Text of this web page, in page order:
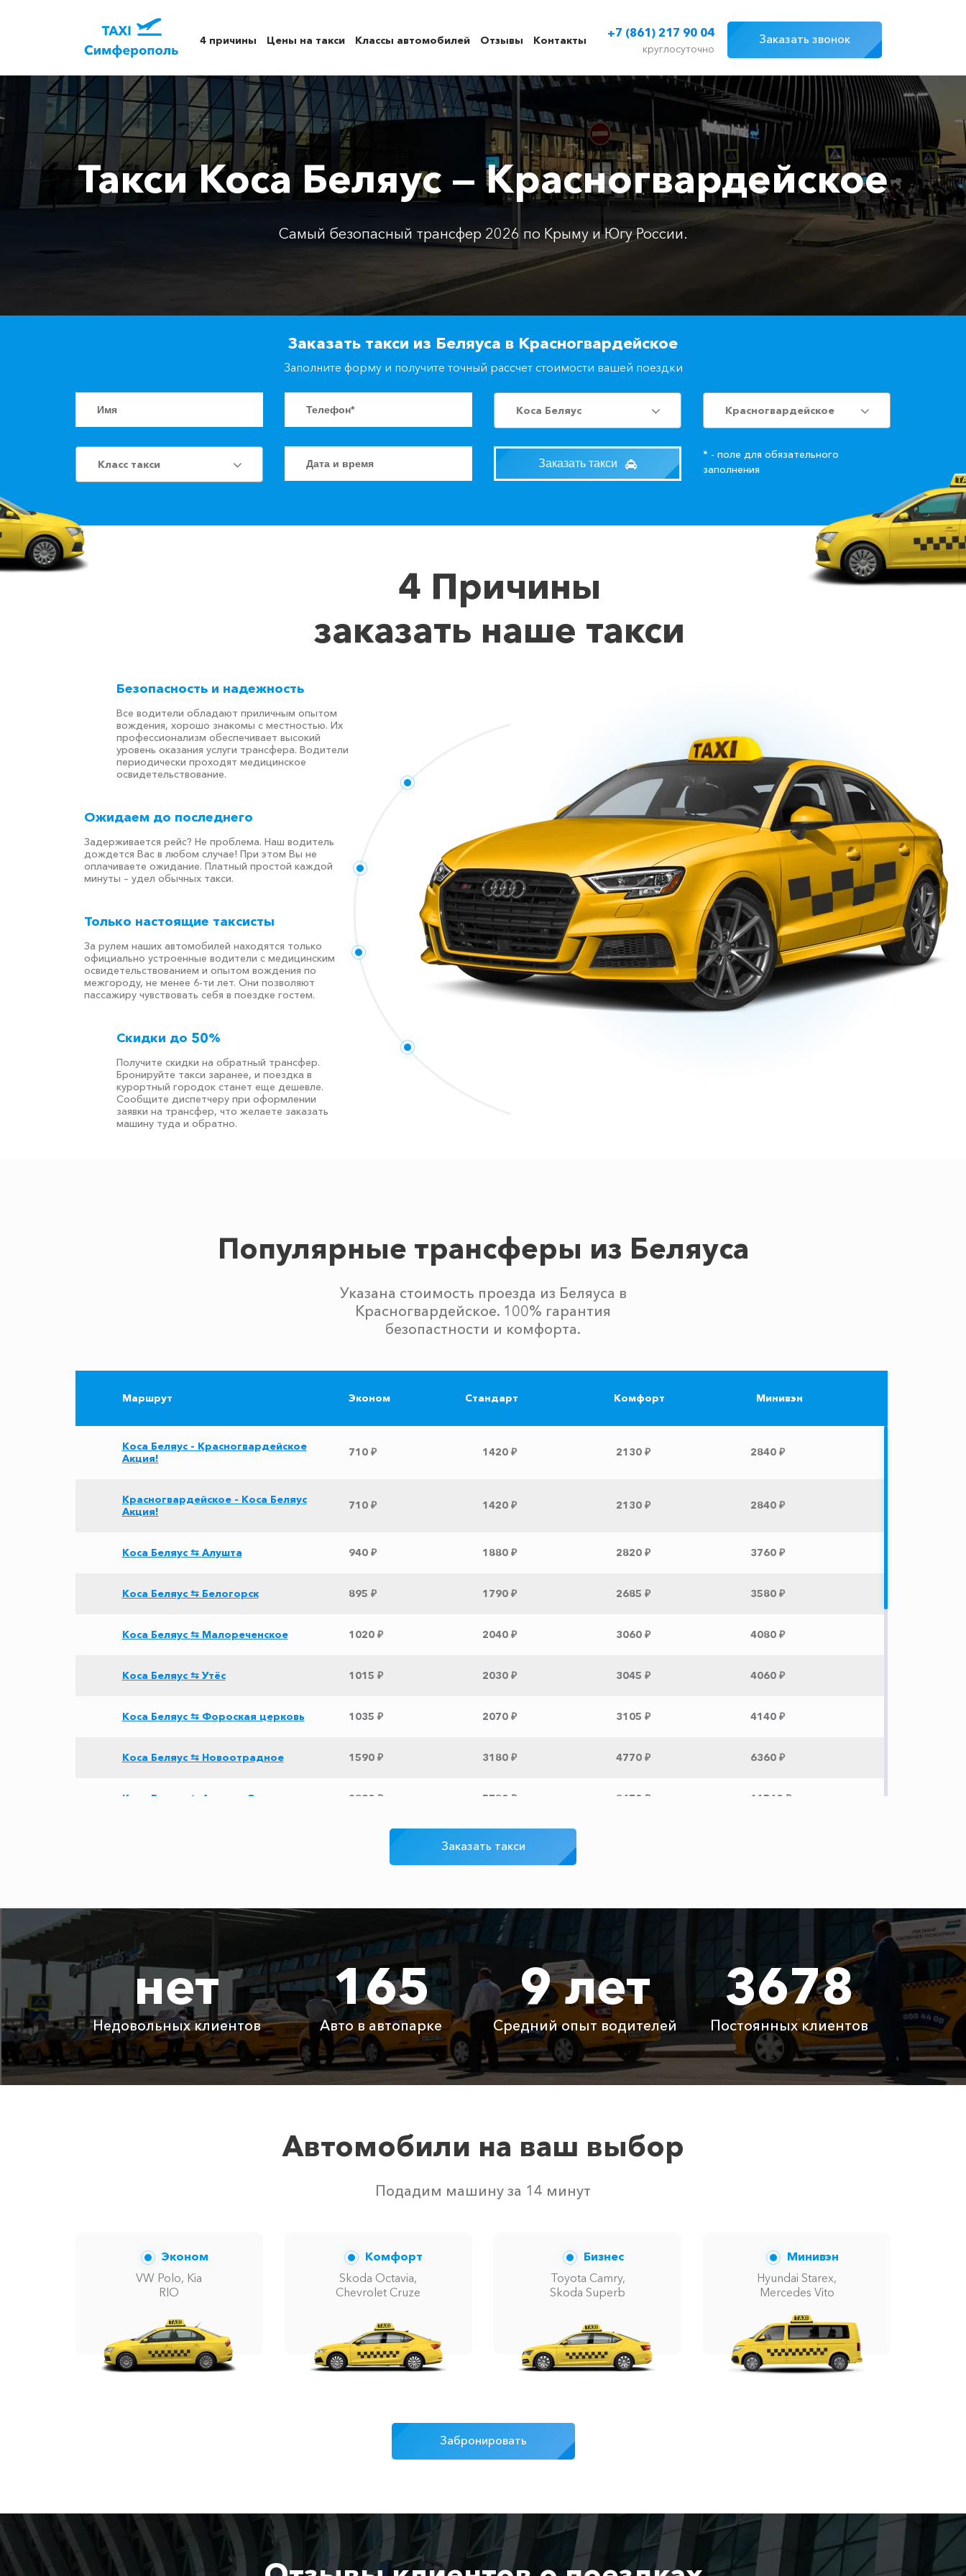
4 причины Цены на такси Классы автомобилей Отзывы Контакты
+7 (861) 217 90 04
круглосуточно
Заказать звонок
Такси Коса Беляус — Красногвардейское
Самый безопасный трансфер 2026 по Крыму и Югу России.
Заказать такси из Беляуса в Красногвардейское
Заполните форму и получите точный рассчет стоимости вашей поездки
Коса Беляус Красногвардейское
Класс такси Заказать такси
* - поле для обязательного
заполнения
4 Причины
заказать наше такси
Безопасность и надежность
Все водители обладают приличным опытом
вождения, хорошо знакомы с местностью. Их
профессионализм обеспечивает высокий
уровень оказания услуги трансфера. Водители
периодически проходят медицинское
освидетельствование.
Ожидаем до последнего
Задерживается рейс? Не проблема. Наш водитель
дождется Вас в любом случае! При этом Вы не
оплачиваете ожидание. Платный простой каждой
минуты – удел обычных такси.
Только настоящие таксисты
За рулем наших автомобилей находятся только
официально устроенные водители с медицинским
освидетельствованием и опытом вождения по
межгороду, не менее 6-ти лет. Они позволяют
пассажиру чувствовать себя в поездке гостем.
Скидки до 50%
Получите скидки на обратный трансфер.
Бронируйте такси заранее, и поездка в
курортный городок станет еще дешевле.
Сообщите диспетчеру при оформлении
заявки на трансфер, что желаете заказать
машину туда и обратно.
Популярные трансферы из Беляуса
Указана стоимость проезда из Беляуса в
Красногвардейское. 100% гарантия
безопастности и комфорта.
Маршрут Эконом Стандарт Комфорт Минивэн
Коса Беляус - Красногвардейское
Акция!
710 ₽ 1420 ₽ 2130 ₽ 2840 ₽
Красногвардейское - Коса Беляус
Акция!
710 ₽ 1420 ₽ 2130 ₽ 2840 ₽
Коса Беляус ⇆ Алушта 940 ₽ 1880 ₽ 2820 ₽ 3760 ₽
Коса Беляус ⇆ Белогорск 895 ₽ 1790 ₽ 2685 ₽ 3580 ₽
Коса Беляус ⇆ Малореченское 1020 ₽ 2040 ₽ 3060 ₽ 4080 ₽
Коса Беляус ⇆ Утёс 1015 ₽ 2030 ₽ 3045 ₽ 4060 ₽
Коса Беляус ⇆ Фороская церковь 1035 ₽ 2070 ₽ 3105 ₽ 4140 ₽
Коса Беляус ⇆ Новоотрадное 1590 ₽ 3180 ₽ 4770 ₽ 6360 ₽
Коса Беляус ⇆ Архипо-Осиповка 2890 ₽ 5780 ₽ 8670 ₽ 11560 ₽
Коса Беляус ⇆ Абрау-Дюрсо 4980 ₽
Коса Беляус ⇆ Большой Утриш 7035 ₽
Коса Беляус ⇆ Вилино 660 ₽ 1320 ₽ 1980 ₽ 2640 ₽
Детское автокресло Бесплатно Бесплатно Бесплатно Бесплатно
Ожидание машины Бесплатно Бесплатно Бесплатно Бесплатно
Заказать такси
нет
Недовольных клиентов
165
Авто в автопарке
9 лет
Средний опыт водителей
3678
Постоянных клиентов
Автомобили на ваш выбор
Подадим машину за 14 минут
Эконом
VW Polo, Kia
RIO
Комфорт
Skoda Octavia,
Chevrolet Cruze
Бизнес
Toyota Camry,
Skoda Superb
Минивэн
Hyundai Starex,
Mercedes Vito
Забронировать